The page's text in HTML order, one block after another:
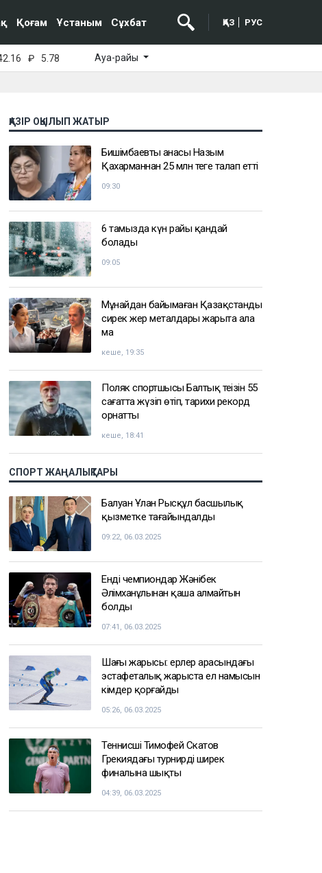
Қоғам Ұстаным Сұхбат ҚАЗ РУС
₽ 5.78 Ауа-райы
ҚАЗІР ОҚЫЛЫП ЖАТЫР
Бишімбаевтың анасы Назым
Қахарманнан 25 млн теңге талап етті
09:30
6 тамызда күн райы қандай
болады
09:05
Мұнайдан байымаған Қазақстанды
сирек жер металдары жарыта ала
ма
кеше, 19:35
Поляк спортшысы Балтық теңізін 55
сағатта жүзіп өтіп, тарихи рекорд
орнатты
кеше, 18:41
СПОРТ ЖАҢАЛЫҚТАРЫ
Балуан Ұлан Рысқұл басшылық
қызметке тағайындалды
09:22, 06.03.2025
Енді чемпиондар Жәнібек
Әлімханұлынан қаша алмайтын
болды
07:41, 06.03.2025
Шаңғы жарысы: ерлер арасындағы
эстафеталық жарыста ел намысын
кімдер қорғайды
05:26, 06.03.2025
Теннисші Тимофей Скатов
Грекиядағы турнирдің ширек
финалына шықты
04:39, 06.03.2025